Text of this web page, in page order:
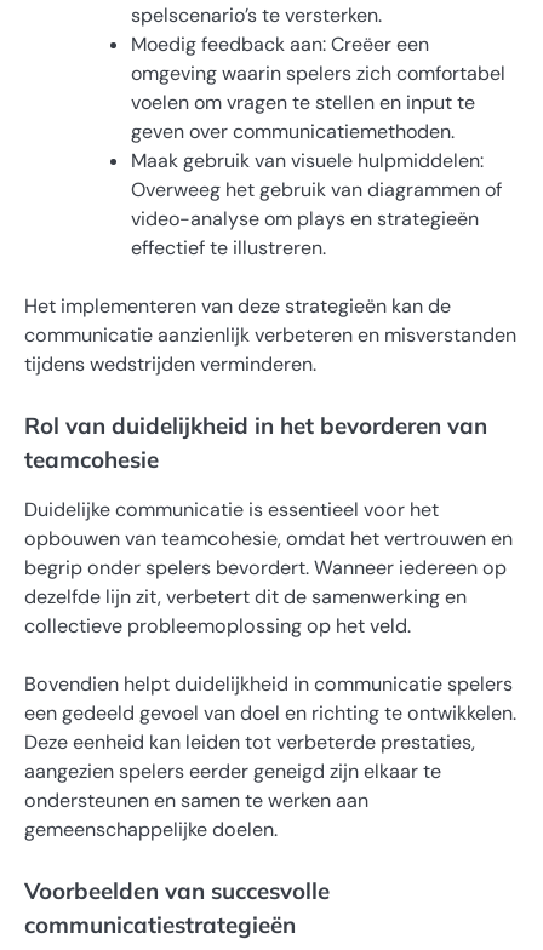
spelscenario’s te versterken.
Moedig feedback aan: Creëer een
omgeving waarin spelers zich comfortabel
voelen om vragen te stellen en input te
geven over communicatiemethoden.
Maak gebruik van visuele hulpmiddelen:
Overweeg het gebruik van diagrammen of
video-analyse om plays en strategieën
effectief te illustreren.
Het implementeren van deze strategieën kan de
communicatie aanzienlijk verbeteren en misverstanden
tijdens wedstrijden verminderen.
Rol van duidelijkheid in het bevorderen van
teamcohesie
Duidelijke communicatie is essentieel voor het
opbouwen van teamcohesie, omdat het vertrouwen en
begrip onder spelers bevordert. Wanneer iedereen op
dezelfde lijn zit, verbetert dit de samenwerking en
collectieve probleemoplossing op het veld.
Bovendien helpt duidelijkheid in communicatie spelers
een gedeeld gevoel van doel en richting te ontwikkelen.
Deze eenheid kan leiden tot verbeterde prestaties,
aangezien spelers eerder geneigd zijn elkaar te
ondersteunen en samen te werken aan
gemeenschappelijke doelen.
Voorbeelden van succesvolle
communicatiestrategieën